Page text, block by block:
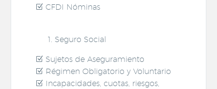
CFDI Nóminas
Seguro Social
Sujetos de Aseguramiento
Régimen Obligatorio y Voluntario
Incapacidades, cuotas, riesgos,